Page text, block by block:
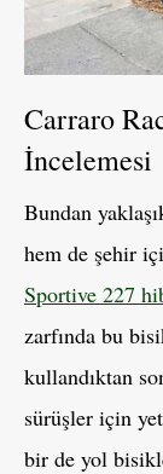
Carraro
İncelemesi
Bundan
hem de şehir
Sportive 227
zarfında bu
kullandıktan
sürüşler için
bir de yol